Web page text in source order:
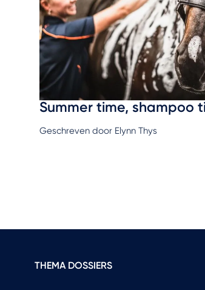
Summer time, shampoo
Geschreven door Elynn Thys
THEMA DOSSIERS